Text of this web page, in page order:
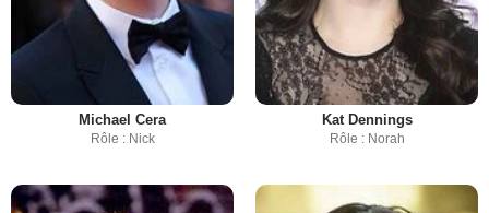
Michael Cera
Rôle : Nick
Kat Dennings
Rôle : Norah